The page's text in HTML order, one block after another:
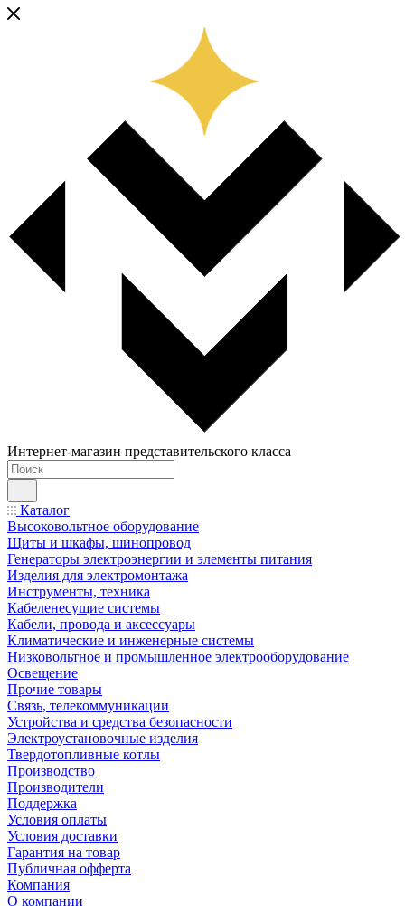
Интернет-магазин представительского класса
Каталог
Высоковольтное оборудование
Щиты и шкафы, шинопровод
Генераторы электроэнергии и элементы питания
Изделия для электромонтажа
Инструменты, техника
Кабеленесущие системы
Кабели, провода и аксессуары
Климатические и инженерные системы
Низковольтное и промышленное электрооборудование
Освещение
Прочие товары
Связь, телекоммуникации
Устройства и средства безопасности
Электроустановочные изделия
Твердотопливные котлы
Производство
Производители
Поддержка
Условия оплаты
Условия доставки
Гарантия на товар
Публичная офферта
Компания
О компании